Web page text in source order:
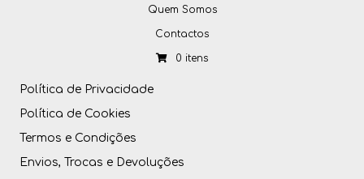
Quem Somos
Contactos
0 itens
Política de Privacidade
Política de Cookies
Termos e Condições
Envios, Trocas e Devoluções